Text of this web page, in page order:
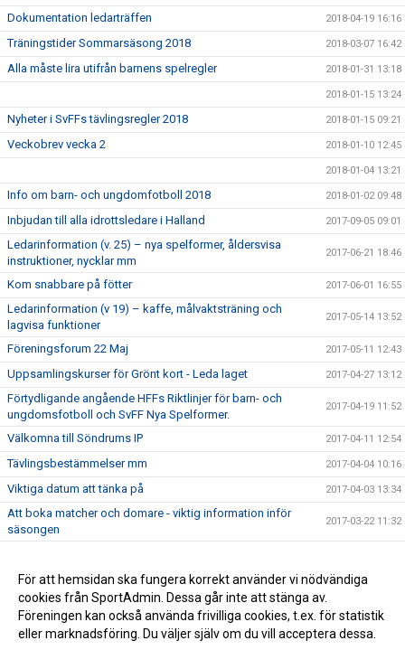
Dokumentation ledarträffen 2018-04-19 16:16
Träningstider Sommarsäsong 2018 2018-03-07 16:42
Alla måste lira utifrån barnens spelregler 2018-01-31 13:18
2018-01-15 13:24
Nyheter i SvFFs tävlingsregler 2018 2018-01-15 09:21
Veckobrev vecka 2 2018-01-10 12:45
2018-01-04 13:21
Info om barn- och ungdomfotboll 2018 2018-01-02 09:48
Inbjudan till alla idrottsledare i Halland 2017-09-05 09:01
Ledarinformation (v. 25) – nya spelformer, åldersvisa
instruktioner, nycklar mm
2017-06-21 18:46
Kom snabbare på fötter 2017-06-01 16:55
Ledarinformation (v 19) – kaffe, målvaktsträning och
lagvisa funktioner
2017-05-14 13:52
Föreningsforum 22 Maj 2017-05-11 12:43
Uppsamlingskurser för Grönt kort - Leda laget 2017-04-27 13:12
Förtydligande angående HFFs Riktlinjer för barn- och
ungdomsfotboll och SvFF Nya Spelformer.
2017-04-19 11:52
Välkomna till Söndrums IP 2017-04-11 12:54
Tävlingsbestämmelser mm 2017-04-04 10:16
Viktiga datum att tänka på 2017-04-03 13:34
Att boka matcher och domare - viktig information inför
säsongen
2017-03-22 11:32
Presentationsmaterial att använda vid föräldramöten 2017-02-15 22:18
Avbokningsregler 2016-11-21 10:35
För att hemsidan ska fungera korrekt använder vi nödvändiga
cookies från SportAdmin. Dessa går inte att stänga av.
Föreningen kan också använda frivilliga cookies, t.ex. för statistik
eller marknadsföring. Du väljer själv om du vill acceptera dessa.